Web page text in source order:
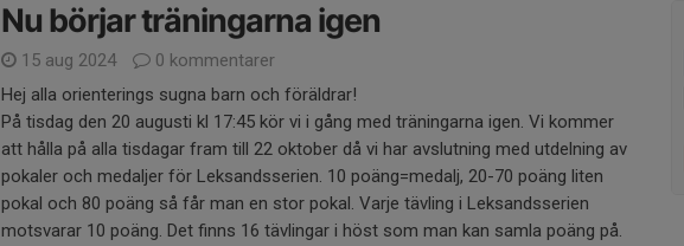
Nu börjar träningarna igen
15 aug 2024
0 kommentarer
Hej alla orienterings sugna barn och föräldrar!
På tisdag den 20 augusti kl 17:45 kör vi i gång med träningarna igen. Vi kommer
att hålla på alla tisdagar fram till 22 oktober då vi har avslutning med utdelning av
pokaler och medaljer för Leksandsserien. 10 poäng=medalj, 20-70 poäng liten
pokal och 80 poäng så får man en stor pokal. Varje tävling i Leksandsserien
motsvarar 10 poäng. Det finns 16 tävlingar i höst som man kan samla poäng på.